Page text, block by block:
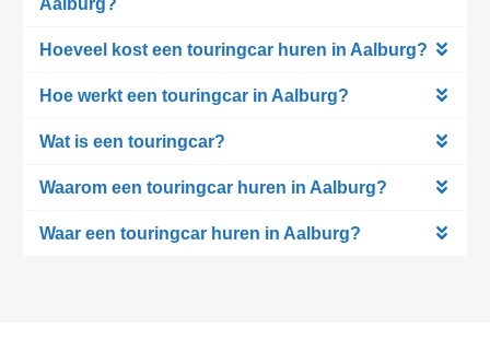
Aalburg?
Hoeveel kost een touringcar huren in Aalburg?
Hoe werkt een touringcar in Aalburg?
Wat is een touringcar?
Waarom een touringcar huren in Aalburg?
Waar een touringcar huren in Aalburg?